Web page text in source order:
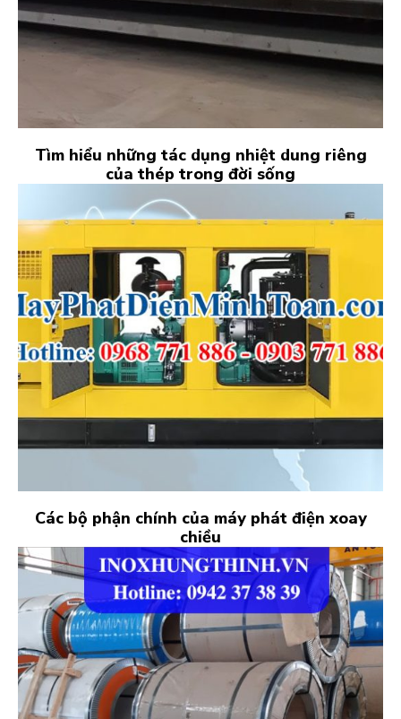
Tìm hiểu những tác dụng nhiệt dung riêng
của thép trong đời sống
Các bộ phận chính của máy phát điện xoay
chiều